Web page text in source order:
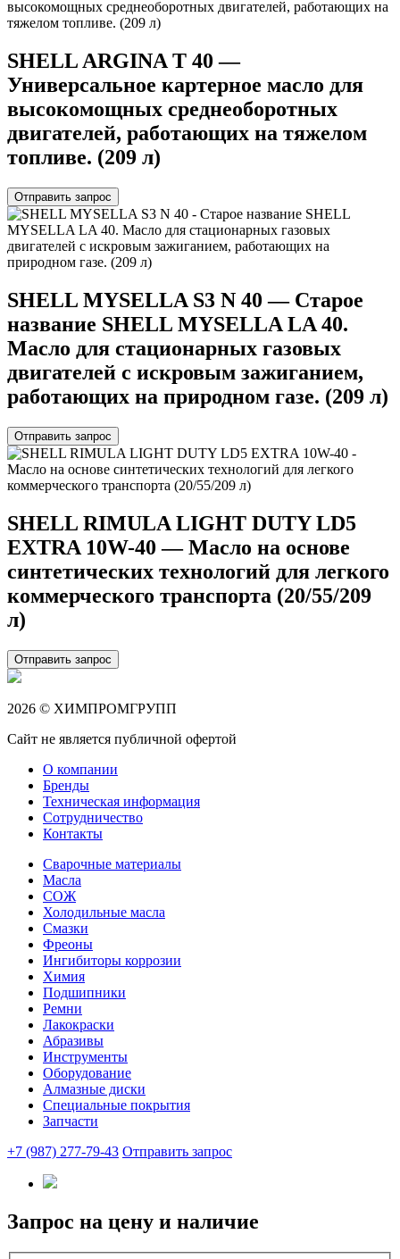
SHELL ARGINA T 40 —
Универсальное картерное масло для
высокомощных среднеоборотных
двигателей, работающих на тяжелом
топливе. (209 л)
Отправить запрос
SHELL MYSELLA S3 N 40 — Старое
название SHELL MYSELLA LA 40.
Масло для стационарных газовых
двигателей с искровым зажиганием,
работающих на природном газе. (209 л)
Отправить запрос
SHELL RIMULA LIGHT DUTY LD5
EXTRA 10W-40 — Масло на основе
синтетических технологий для легкого
коммерческого транспорта (20/55/209
л)
Отправить запрос
2026 © ХИМПРОМГРУПП
Сайт не является публичной офертой
О компании
Бренды
Техническая информация
Сотрудничество
Контакты
Сварочные материалы
Масла
СОЖ
Холодильные масла
Смазки
Фреоны
Ингибиторы коррозии
Химия
Подшипники
Ремни
Лакокраски
Абразивы
Инструменты
Оборудование
Алмазные диски
Специальные покрытия
Запчасти
+7 (987) 277-79-43 Отправить запрос
Запрос на цену и наличие